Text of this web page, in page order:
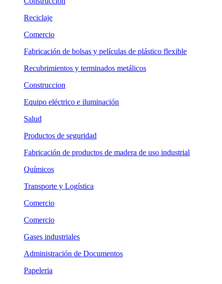
Reciclaje
Comercio
Fabricación de bolsas y películas de plástico flexible
Recubrimientos y terminados metálicos
Construccion
Equipo eléctrico e iluminación
Salud
Productos de seguridad
Fabricación de productos de madera de uso industrial
Químicos
Transporte y Logística
Comercio
Comercio
Gases industriales
Administración de Documentos
Papeleria